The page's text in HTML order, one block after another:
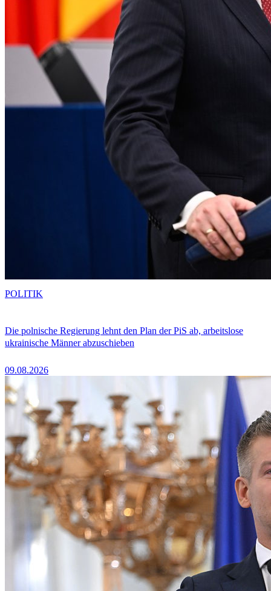
Die polnische Regierung lehnt den Plan der PiS ab, arbeitslose
ukrainische Männer abzuschieben
09.08.2026
POLITIK